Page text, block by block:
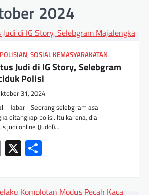
2024
, SOSIAL KEMASYARAKATAN
Judi di IG Story, Selebgram
Polisi
31, 2024
– Jabar –Seorang selebgram asal
ditangkap polisi. Itu karena, dia
judi online (Judol)…
Email
X